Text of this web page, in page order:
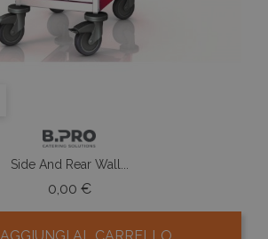
Side And Rear Wall...
0,00 €Prezzo